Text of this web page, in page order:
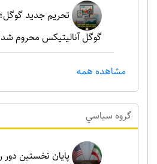
تحریم جدید گوگل؛
گوگل آنالیتیکس محروم
مشاهده همه
گروه سياسي
پایان نخستین